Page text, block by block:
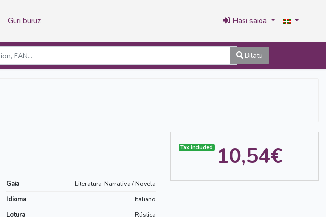
Guri buruz Hasi saioa
Bilatu
Gaia
Literatura-Narrativa / Novela
Idioma
Italiano
Lotura Rústica
Tax included 10,54€